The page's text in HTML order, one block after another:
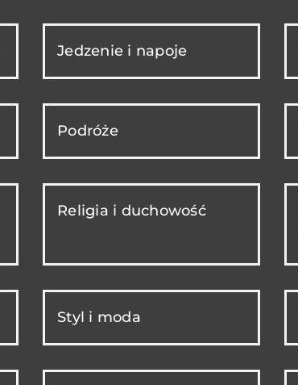
Jedzenie i napoje
Podróże
Religia i duchowość
Styl i moda